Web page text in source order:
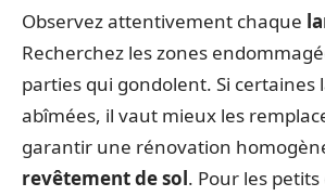
Observez attentivement chaque
Recherchez les zones
parties qui gondolent. Si certaines
abîmées, il vaut mieux les
garantir une rénovation
revêtement de sol. Pour les